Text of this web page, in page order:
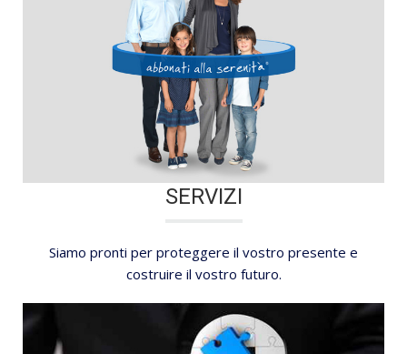
SERVIZI
Siamo pronti per proteggere il vostro presente e
costruire il vostro futuro.